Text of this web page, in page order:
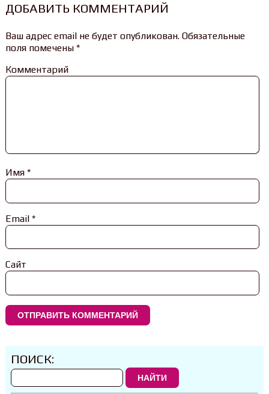
ДОБАВИТЬ КОММЕНТАРИЙ
Ваш адрес email не будет опубликован.Обязательные
поля помечены *
Комментарий
Имя *
Email *
Сайт
ПОИСК:
НАЙТИ